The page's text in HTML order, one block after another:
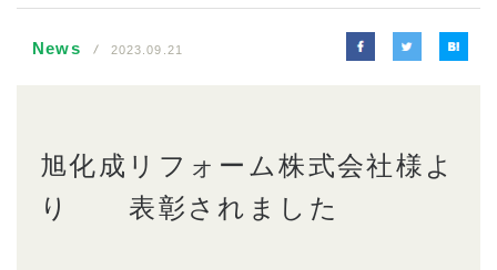
News 2023.09.21
旭化成リフォーム株式会社様よ
り 表彰されました